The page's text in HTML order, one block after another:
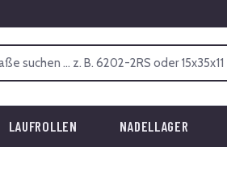
LAUFROLLEN NADELLAGER